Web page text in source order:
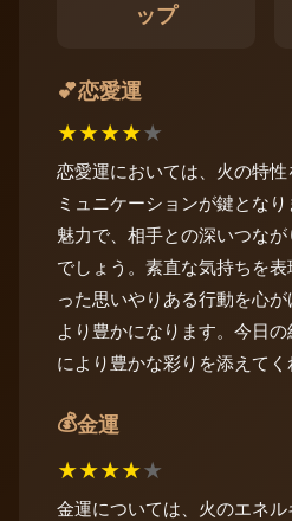
ップ
💕恋愛運
★★★★★
恋愛運においては、火の特
ミュニケーションが鍵とな
魅力で、相手との深いつな
でしょう。素直な気持ちを
った思いやりある行動を心
より豊かになります。今日
により豊かな彩りを添えてく
💰金運
★★★★★
金運については、火のエネ